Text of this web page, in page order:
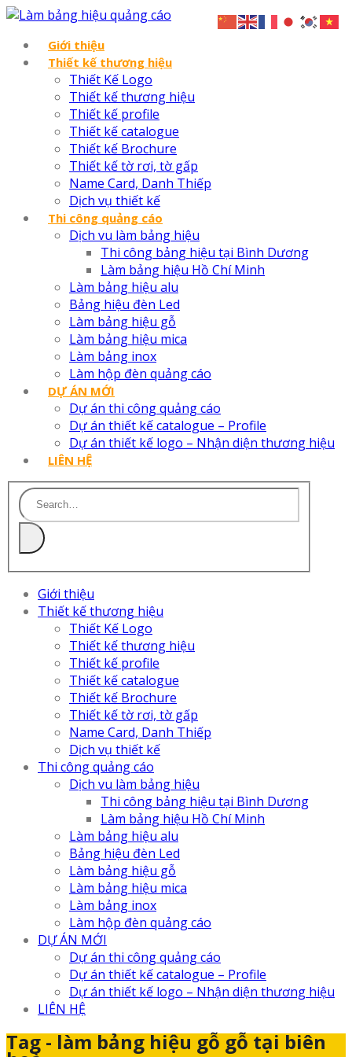
Giới thiệu
Thiết kế thương hiệu
Thiết Kế Logo
Thiết kế thương hiệu
Thiết kế profile
Thiết kế catalogue
Thiết kế Brochure
Thiết kế tờ rơi, tờ gấp
Name Card, Danh Thiếp
Dịch vụ thiết kế
Thi công quảng cáo
Dịch vu làm bảng hiệu
Thi công bảng hiệu tại Bình Dương
Làm bảng hiệu Hồ Chí Minh
Làm bảng hiệu alu
Bảng hiệu đèn Led
Làm bảng hiệu gỗ
Làm bảng hiệu mica
Làm bảng inox
Làm hộp đèn quảng cáo
DỰ ÁN MỚI
Dự án thi công quảng cáo
Dự án thiết kế catalogue – Profile
Dự án thiết kế logo – Nhận diện thương hiệu
LIÊN HỆ
Giới thiệu
Thiết kế thương hiệu
Thiết Kế Logo
Thiết kế thương hiệu
Thiết kế profile
Thiết kế catalogue
Thiết kế Brochure
Thiết kế tờ rơi, tờ gấp
Name Card, Danh Thiếp
Dịch vụ thiết kế
Thi công quảng cáo
Dịch vu làm bảng hiệu
Thi công bảng hiệu tại Bình Dương
Làm bảng hiệu Hồ Chí Minh
Làm bảng hiệu alu
Bảng hiệu đèn Led
Làm bảng hiệu gỗ
Làm bảng hiệu mica
Làm bảng inox
Làm hộp đèn quảng cáo
DỰ ÁN MỚI
Dự án thi công quảng cáo
Dự án thiết kế catalogue – Profile
Dự án thiết kế logo – Nhận diện thương hiệu
LIÊN HỆ
Tag - làm bảng hiệu gỗ gỗ tại biên